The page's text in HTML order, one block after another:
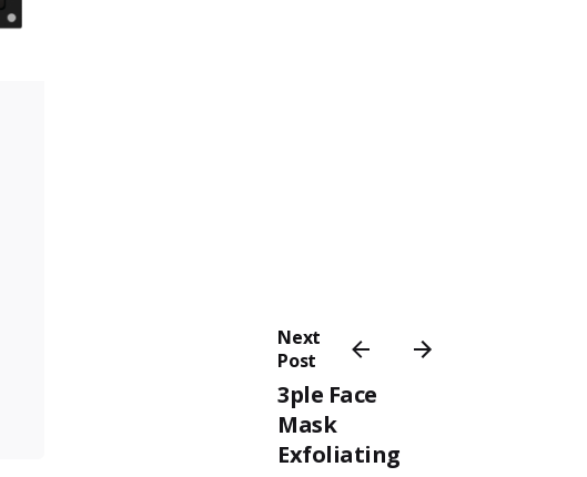
Next
Post
3ple Face
Mask
Exfoliating